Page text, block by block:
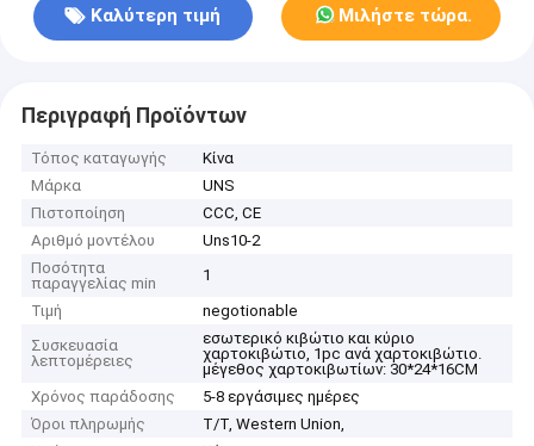
Καλύτερη τιμή Μιλήστε τώρα.
Περιγραφή Προϊόντων
Τόπος καταγωγής
Κίνα
Μάρκα
UNS
Πιστοποίηση
CCC, CE
Αριθμό μοντέλου
Uns10-2
Ποσότητα
παραγγελίας min
1
Τιμή
negotionable
Συσκευασία
λεπτομέρειες
εσωτερικό κιβώτιο και κύριο
χαρτοκιβώτιο, 1pc ανά χαρτοκιβώτιο.
μέγεθος χαρτοκιβωτίων: 30*24*16CM
Χρόνος παράδοσης
5-8 εργάσιμες ημέρες
Όροι πληρωμής
T/T, Western Union,